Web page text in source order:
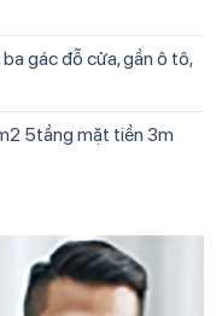
gác đỗ cửa, gần ô tô,
5tầng mặt tiền 3m